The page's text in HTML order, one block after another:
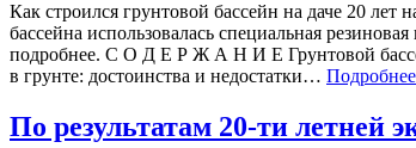
Как строился грунтовой бассейн на даче 20
бассейна использовалась специальная
подробнее. С О Д Е Р Ж А Н И Е Грунтовой
в грунте: достоинства и недостатки…
По результатам 20-ти летней